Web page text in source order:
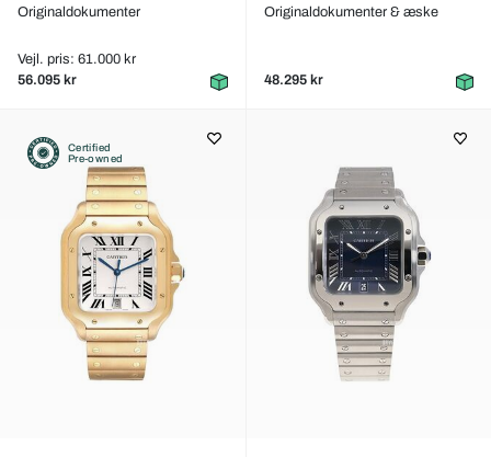
Originaldokumenter
Vejl. pris: 61.000 kr
56.095 kr
Originaldokumenter & æske
48.295 kr
Certified
Pre-owned